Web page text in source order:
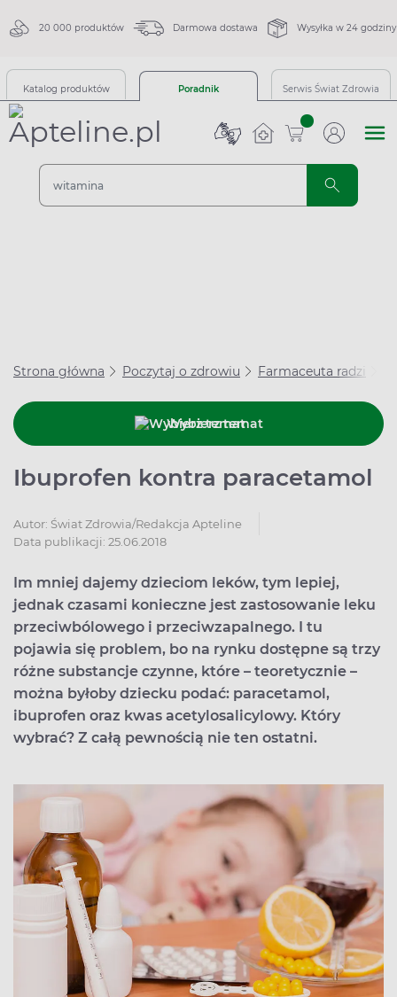
20 000 produktów Darmowa dostawa Wysyłka w 24 godziny
Katalog produktów Poradnik Serwis Świat Zdrowia
sztuk
Strona główna Poczytaj o zdrowiu Farmaceuta radzi
Wybierz temat
Ibuprofen kontra paracetamol
Autor: Świat Zdrowia/Redakcja Apteline
Data publikacji: 25.06.2018
Im mniej dajemy dzieciom leków, tym lepiej,
jednak czasami konieczne jest zastosowanie leku
przeciwbólowego i przeciwzapalnego. I tu
pojawia się problem, bo na rynku dostępne są trzy
różne substancje czynne, które – teoretycznie –
można byłoby dziecku podać: paracetamol,
ibuprofen oraz kwas acetylosalicylowy. Który
wybrać? Z całą pewnością nie ten ostatni.